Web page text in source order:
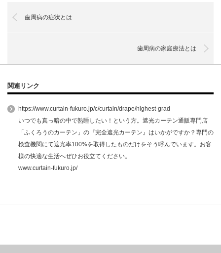
歯周病の症状とは
歯周病の家庭療法とは
関連リンク
https://www.curtain-fukuro.jp/c/curtain/drape/highest-grad
いつでも真っ暗の中で熟睡したい！という方。遮光カーテン通販専門店
「ふくろうのカーテン」の『完全遮光カーテン』はいかがですか？専門の
検査機関にて遮光率100%を取得したものだけをそう呼んでいます。お客
様の快適な生活へぜひお役立てください。
www.curtain-fukuro.jp/